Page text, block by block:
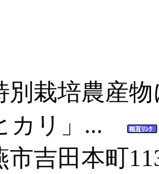
別栽培農産
カリ」...
市吉田本町